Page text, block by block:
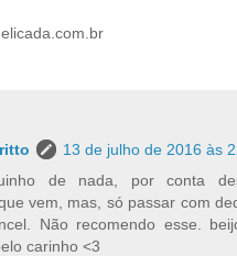
13 de julho de 2016 às
de nada, por conta
vem, mas, só passar com
Não recomendo esse.
carinho <3